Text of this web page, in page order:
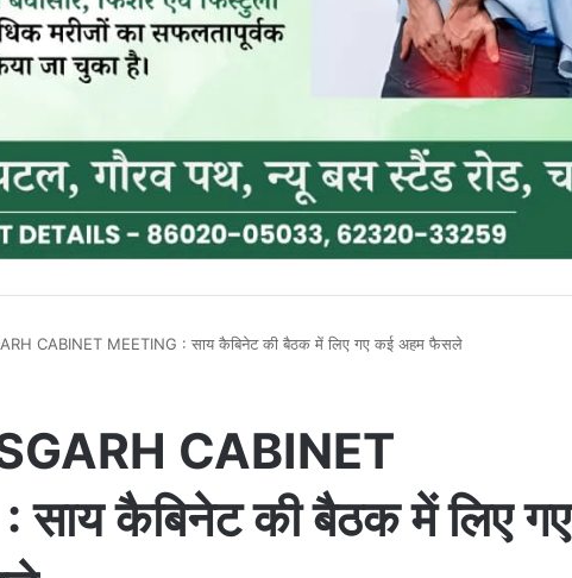
CABINET MEETING : साय कैबिनेट की बैठक में लिए गए कई अहम फैसले
CABINET
साय कैबिनेट की बैठक में लिए गए